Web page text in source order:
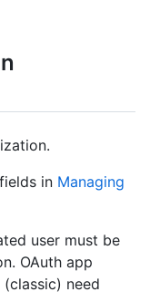
in Managing
user must be
OAuth app
need